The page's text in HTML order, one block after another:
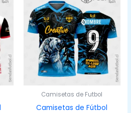
Camisetas de Futbol
Camisetas de Fútbol